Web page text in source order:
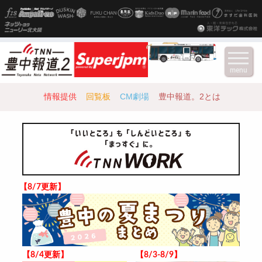
情報提供 回覧板 CM劇場 豊中報道。2とは
【8/7更新】
【8/4更新】 【8/3-8/9】
menu